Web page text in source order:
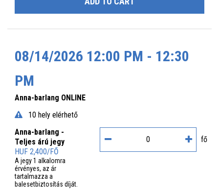
08/14/2026 12:00 PM - 12:30
PM
Anna-barlang ONLINE
10 hely elérhető
Anna-barlang -
Teljes árú jegy
HUF 2,400/FŐ
A jegy 1 alkalomra
érvényes, az ár
tartalmazza a
balesetbiztosítás díját.
fő